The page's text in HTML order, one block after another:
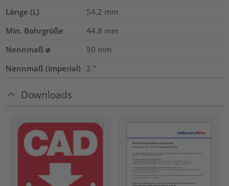
Länge (L) 54.2 mm
Min. Bohrgröße
44.8 mm
Nennmaß ⌀
50 mm
Nennmaß (imperial)
2 "
Downloads